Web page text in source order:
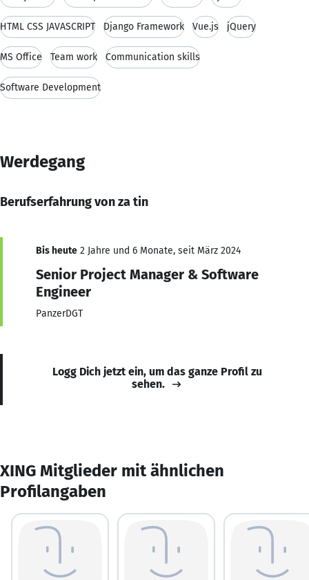
HTML CSS JAVASCRIPT Django Framework Vue.js jQuery
MS Office Team work Communication skills
Software Development
Werdegang
Berufserfahrung von za tin
Bis heute 2 Jahre und 6 Monate, seit März 2024
Senior Project Manager & Software
Engineer
PanzerDGT
Logg Dich jetzt ein, um das ganze Profil zu
sehen.
XING Mitglieder mit ähnlichen
Profilangaben